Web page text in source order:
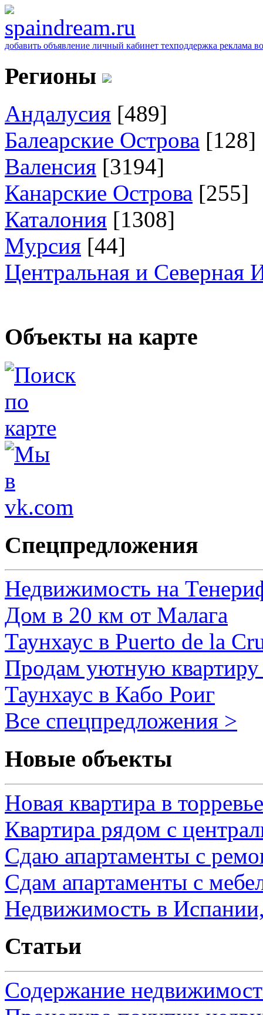
добавить объявление личный кабинет техподдержка реклама
Регионы
Андалусия [489]
Балеарские Острова [128]
Валенсия [3194]
Канарские Острова [255]
Каталония [1308]
Мурсия [44]
Центральная и Северная
Объекты на карте
Спецпредложения
Недвижимость на
Дом в 20 км от Малага
Таунхаус в Puerto de la
Продам уютную
Таунхаус в Кабо Роиг
Все спецпредложения >
Новые объекты
Новая квартира в
Квартира рядом с
Сдаю апартаменты с
Сдам апартаменты с
Недвижимость в
Статьи
Содержание